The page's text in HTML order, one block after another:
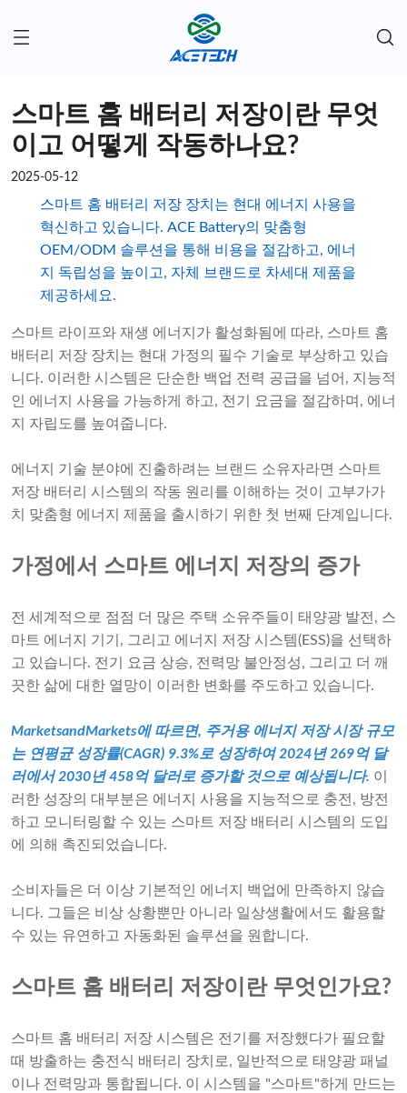
스마트 홈 배터리 저장이란 무엇
이고 어떻게 작동하나요?
2025-05-12
스마트 홈 배터리 저장 장치는 현대 에너지 사용을
혁신하고 있습니다. ACE Battery의 맞춤형
OEM/ODM 솔루션을 통해 비용을 절감하고, 에너
지 독립성을 높이고, 자체 브랜드로 차세대 제품을
제공하세요.
스마트 라이프와 재생 에너지가 활성화됨에 따라, 스마트 홈
배터리 저장 장치는 현대 가정의 필수 기술로 부상하고 있습
니다. 이러한 시스템은 단순한 백업 전력 공급을 넘어, 지능적
인 에너지 사용을 가능하게 하고, 전기 요금을 절감하며, 에너
지 자립도를 높여줍니다.
에너지 기술 분야에 진출하려는 브랜드 소유자라면 스마트
저장 배터리 시스템의 작동 원리를 이해하는 것이 고부가가
치 맞춤형 에너지 제품을 출시하기 위한 첫 번째 단계입니다.
가정에서 스마트 에너지 저장의 증가
전 세계적으로 점점 더 많은 주택 소유주들이 태양광 발전, 스
마트 에너지 기기, 그리고 에너지 저장 시스템(ESS)을 선택하
고 있습니다. 전기 요금 상승, 전력망 불안정성, 그리고 더 깨
끗한 삶에 대한 열망이 이러한 변화를 주도하고 있습니다.
MarketsandMarkets에 따르면, 주거용 에너지 저장 시장 규모
는 연평균 성장률(CAGR) 9.3%로 성장하여 2024년 269억 달
러에서 2030년 458억 달러로 증가할 것으로 예상됩니다. 이
러한 성장의 대부분은 에너지 사용을 지능적으로 충전, 방전
하고 모니터링할 수 있는 스마트 저장 배터리 시스템의 도입
에 의해 촉진되었습니다.
소비자들은 더 이상 기본적인 에너지 백업에 만족하지 않습
니다. 그들은 비상 상황뿐만 아니라 일상생활에서도 활용할
수 있는 유연하고 자동화된 솔루션을 원합니다.
스마트 홈 배터리 저장이란 무엇인가요?
스마트 홈 배터리 저장 시스템은 전기를 저장했다가 필요할
때 방출하는 충전식 배터리 장치로, 일반적으로 태양광 패널
이나 전력망과 통합됩니다. 이 시스템을 "스마트"하게 만드는